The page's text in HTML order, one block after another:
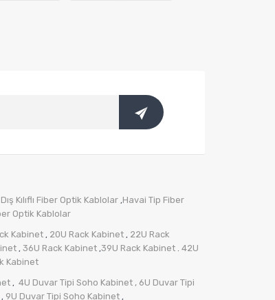
Kılıflı Fiber Optik Kablolar ,Havai Tip Fiber
Optik Kablolar
Kabinet , 20U Rack Kabinet , 22U Rack
, 36U Rack Kabinet ,39U Rack Kabinet . 42U
Kabinet
, 4U Duvar Tipi Soho Kabinet , 6U Duvar Tipi
, 9U Duvar Tipi Soho Kabinet ,